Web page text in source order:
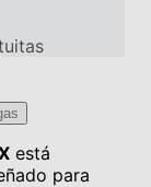
está
para